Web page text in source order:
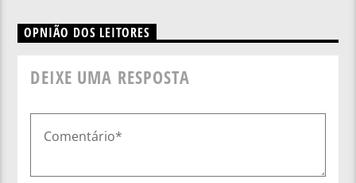
OPNIÃO DOS LEITORES
DEIXE UMA RESPOSTA